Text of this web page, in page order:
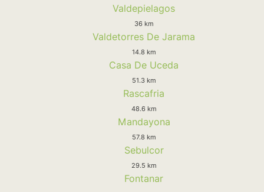
Valdepielagos
36 km
Valdetorres De Jarama
14.8 km
Casa De Uceda
51.3 km
Rascafria
48.6 km
Mandayona
57.8 km
Sebulcor
29.5 km
Fontanar